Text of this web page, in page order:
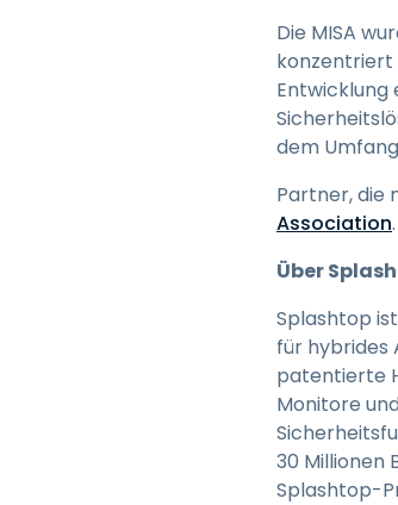
Die MISA
konzentriert
Entwicklung
dem
Partner, die
Association.
Über
Splashtop
für hybrides
patentierte
Monitore
30 Millionen
Splashtop-